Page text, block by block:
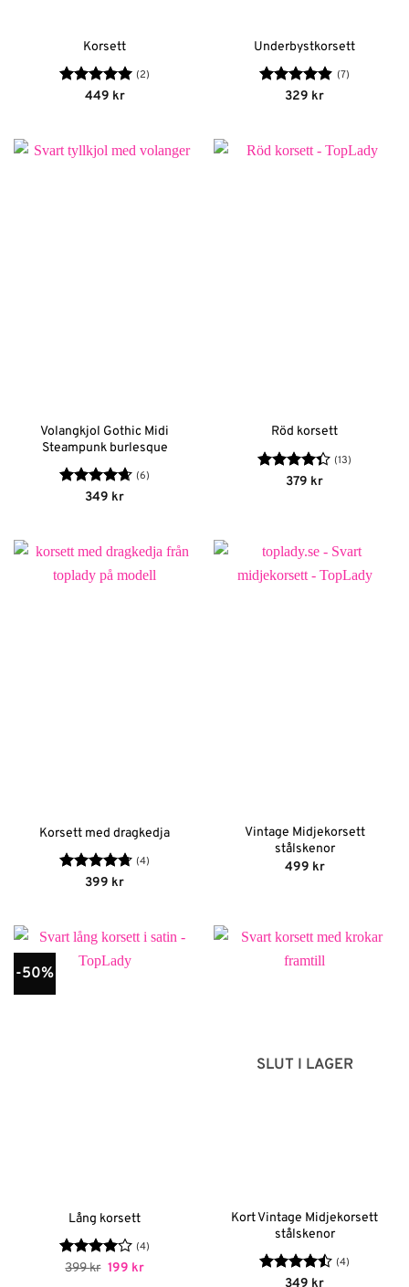
Korsett
Betygsatt5
(2)
449 kr
Underbystkorsett
Betygsatt
(7)
329 kr
Volangkjol Gothic Midi
Steampunk burlesque
Betygsatt
(6)
349 kr
Röd korsett
Betygsatt
(13)
379 kr
Korsett med dragkedja
Betygsatt
(4)
399 kr
Vintage Midjekorsett
stålskenor
499 kr
-50%
Lång korsett
Betygsatt
(4)
399kr Det
199 krDet
SLUT I LAGER
Kort Vintage Midjekorsett
stålskenor
Betygsatt
(4)